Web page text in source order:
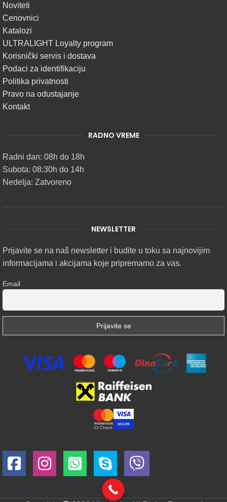
Noviteti
Cenovnici
Katalozi
ULTRALIGHT Loyalty program
Korisnički servis i dostava
Podaci za identifikaciju
Politika privatnosti
Pravo na odustajanje
Kontakt
RADNO VREME
Radni dan: 08h do 18h
Subota: 08:30h do 14h
Nedelja: Zatvoreno
NEWSLETTER
Prijavite se na naš newsletter i budite u toku sa najnovijim
informacijama i akcijama koje pripremamo za vas.
Email